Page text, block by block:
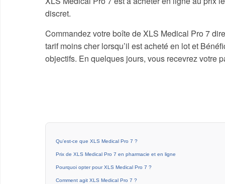
discret.
Commandez votre boîte de XLS Medical Pro 7
tarif moins cher lorsqu’il est acheté en lot et
objectifs. En quelques jours, vous recevrez votre
Qu'est-ce que XLS Medical Pro 7 ?
Prix de XLS Medical Pro 7 en pharmacie et en ligne
Pourquoi opter pour XLS Medical Pro 7 ?
Comment agit XLS Medical Pro 7 ?